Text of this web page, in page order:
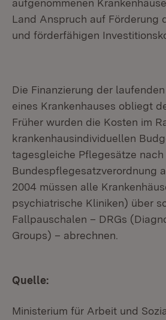
aufgenommenen
Land Anspruch auf Förderung
und förderfähigen
Die Finanzierung der
eines Krankenhauses obliegt
Früher wurden die Kosten im
krankenhausindividuellen
tagesgleiche Pflegesätze nach
Bundespflegesatzverordnung
2004 müssen alle
psychiatrische Kliniken) über
Fallpauschalen – DRGs
Groups) – abrechnen.
Quelle:
Ministerium für Arbeit und